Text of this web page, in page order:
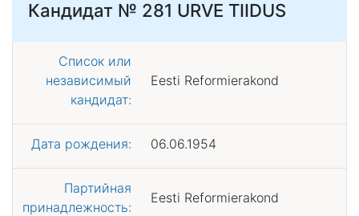
Кандидат № 281 URVE TIIDUS
Список или
независимый
кандидат:
Eesti Reformierakond
Дата рождения: 06.06.1954
Партийная
принадлежность:
Eesti Reformierakond